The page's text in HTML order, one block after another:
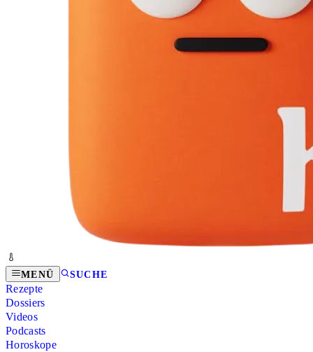
MENÜ SUCHE
Rezepte
Dossiers
Videos
Podcasts
Horoskope